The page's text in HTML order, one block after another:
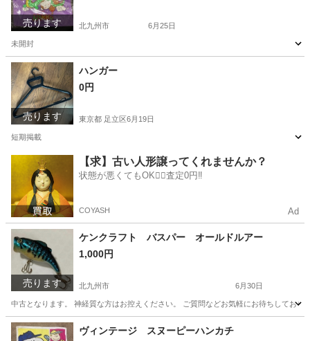
売ります 北九州市 6月25日
未開封
福岡 北九州市 生活雑貨
売ります
ハンガー
0円
東京都 足立区6月19日
短期掲載
洗濯用品
【求】古い人形譲ってくれませんか？
状態が悪くてもOK🙆‍♀️査定0円‼️
COYASH Ad
売ります
ケンクラフト バスパー オールドルアー
1,000円
北九州市 6月30日
中古となります。 神経質な方はお控えください。 ご質問などお気軽にお待ちして
福岡 北九州市 オールドルアー
ヴィンテージ スヌーピーハンカチ